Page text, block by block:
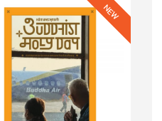
NEW